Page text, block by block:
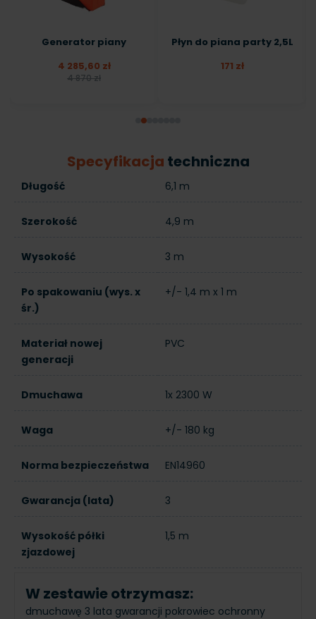
Generator piany
4 285,60 zł
4 870 zł
Płyn do piana party 2,5L
171 zł
Specyfikacja techniczna
Długość 6,1 m
Szerokość 4,9 m
Wysokość 3 m
Po spakowaniu (wys. x
śr.)
+/- 1,4 m x 1 m
Materiał nowej
generacji
PVC
Dmuchawa 1x 2300 W
Waga +/- 180 kg
Norma bezpieczeństwa EN14960
Gwarancja (lata) 3
Wysokość półki
zjazdowej
1,5 m
W zestawie otrzymasz:
dmuchawę 3 lata gwarancji pokrowiec ochronny